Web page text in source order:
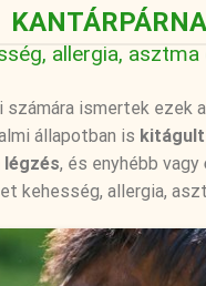
KANTÁRPÁRNA
allergia, asztma
számára ismertek ezek a
állapotban is
, és enyhébb vagy
kehesség, allergia,